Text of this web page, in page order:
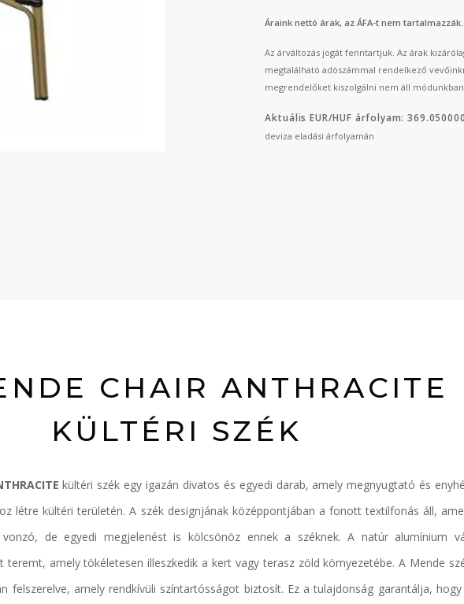
Áraink nettó árak, az ÁFA-t nem tartalmazzák.
Az árváltozás jogát fenntartjuk. Az árak
megtalálható adószámmal rendelkező
megrendelőket kiszolgálni nem áll
Aktuális EUR/HUF árfolyam:
deviza eladási árfolyamán
CHAIR ANTHRACITE
KÜLTÉRI SZÉK
kültéri szék egy igazán divatos és egyedi darab, amely megnyugtató és
létre kültéri területén. A szék designjának középpontjában a fonott textilfonás áll,
vonzó, de egyedi megjelenést is kölcsönöz ennek a széknek. A natúr alumínium
teremt, amely tökéletesen illeszkedik a kert vagy terasz zöld környezetébe. A Mende
felszerelve, amely rendkívüli színtartósságot biztosít. Ez a tulajdonság garantálja, hogy